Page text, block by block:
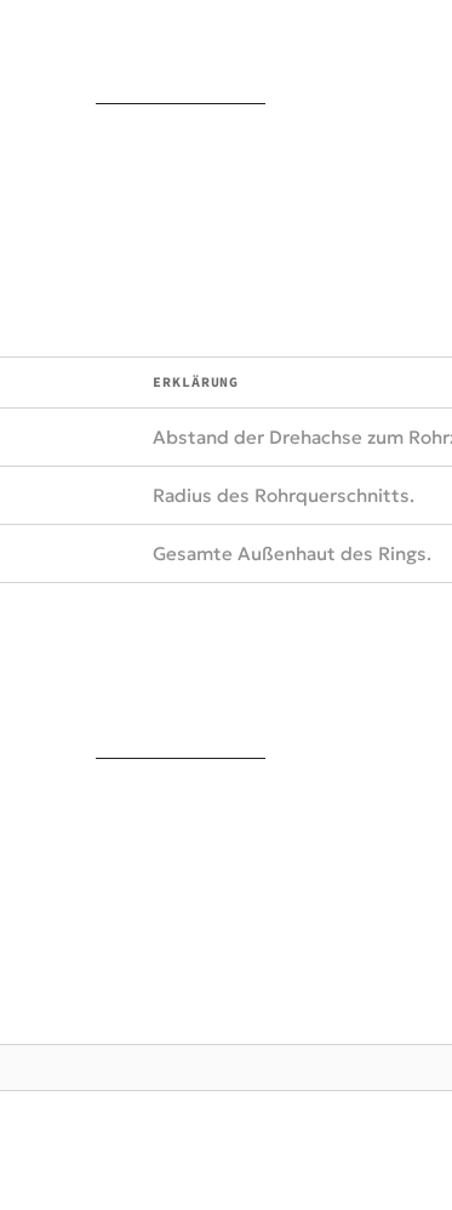
ERKLÄRUNG
Abstand der Drehachse zum
Radius des Rohrquerschnitts.
Gesamte Außenhaut des Rings.